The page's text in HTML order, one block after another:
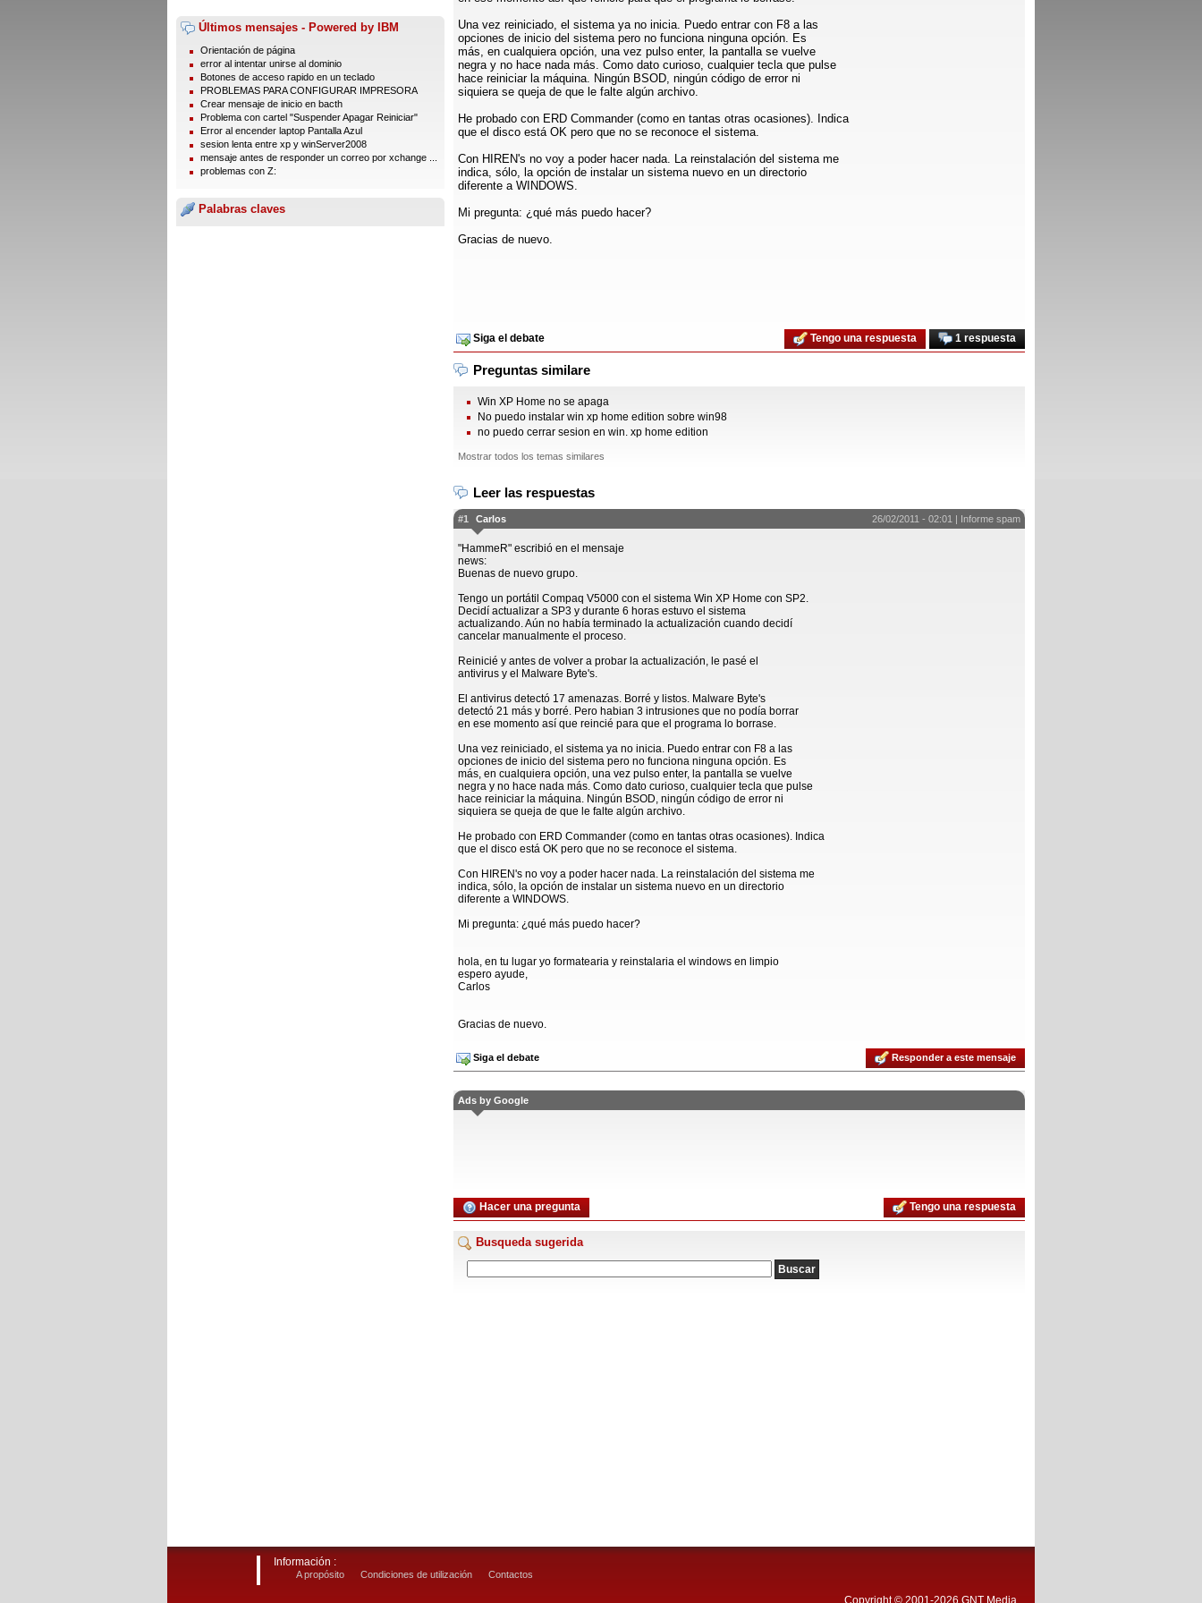
Últimos mensajes - Powered by IBM
Orientación de página
error al intentar unirse al dominio
Botones de acceso rapido en un teclado
PROBLEMAS PARA CONFIGURAR IMPRESORA
Crear mensaje de inicio en bacth
Problema con cartel "Suspender Apagar Reiniciar"
Error al encender laptop Pantalla Azul
sesion lenta entre xp y winServer2008
mensaje antes de responder un correo por xchange ...
problemas con Z:
Palabras claves
Una vez reiniciado, el sistema ya no inicia. Puedo entrar con F8 a las
opciones de inicio del sistema pero no funciona ninguna opción. Es
más, en cualquiera opción, una vez pulso enter, la pantalla se vuelve
negra y no hace nada más. Como dato curioso, cualquier tecla que pulse
hace reiniciar la máquina. Ningún BSOD, ningún código de error ni
siquiera se queja de que le falte algún archivo.
He probado con ERD Commander (como en tantas otras ocasiones). Indica
que el disco está OK pero que no se reconoce el sistema.
Con HIREN's no voy a poder hacer nada. La reinstalación del sistema me
indica, sólo, la opción de instalar un sistema nuevo en un directorio
diferente a WINDOWS.
Mi pregunta: ¿qué más puedo hacer?
Gracias de nuevo.
Siga el debate 1 respuesta
Tengo una respuesta
Preguntas similare
Win XP Home no se apaga
No puedo instalar win xp home edition sobre win98
no puedo cerrar sesion en win. xp home edition
Mostrar todos los temas similares
Leer las respuestas
#1 Carlos 26/02/2011 - 02:01 | Informe spam
"HammeR" escribió en el mensaje
news:
Buenas de nuevo grupo.
Tengo un portátil Compaq V5000 con el sistema Win XP Home con SP2.
Decidí actualizar a SP3 y durante 6 horas estuvo el sistema
actualizando. Aún no había terminado la actualización cuando decidí
cancelar manualmente el proceso.
Reinicié y antes de volver a probar la actualización, le pasé el
antivirus y el Malware Byte's.
El antivirus detectó 17 amenazas. Borré y listos. Malware Byte's
detectó 21 más y borré. Pero habian 3 intrusiones que no podía borrar
en ese momento así que reincié para que el programa lo borrase.
Una vez reiniciado, el sistema ya no inicia. Puedo entrar con F8 a las
opciones de inicio del sistema pero no funciona ninguna opción. Es
más, en cualquiera opción, una vez pulso enter, la pantalla se vuelve
negra y no hace nada más. Como dato curioso, cualquier tecla que pulse
hace reiniciar la máquina. Ningún BSOD, ningún código de error ni
siquiera se queja de que le falte algún archivo.
He probado con ERD Commander (como en tantas otras ocasiones). Indica
que el disco está OK pero que no se reconoce el sistema.
Con HIREN's no voy a poder hacer nada. La reinstalación del sistema me
indica, sólo, la opción de instalar un sistema nuevo en un directorio
diferente a WINDOWS.
Mi pregunta: ¿qué más puedo hacer?
hola, en tu lugar yo formatearia y reinstalaria el windows en limpio
espero ayude,
Carlos
Gracias de nuevo.
Siga el debate Responder a este mensaje
Ads by Google
Hacer una pregunta Tengo una respuesta
Busqueda sugerida
Información :
A propósito Condiciones de utilización Contactos
Copyright © 2001-2026 GNT Media